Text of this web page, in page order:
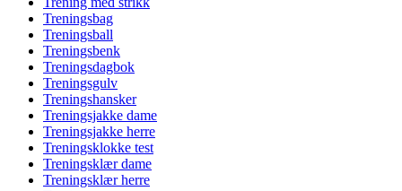
Treningsbag
Treningsball
Treningsbenk
Treningsdagbok
Treningsgulv
Treningshansker
Treningsjakke dame
Treningsjakke herre
Treningsklokke test
Treningsklær dame
Treningsklær herre